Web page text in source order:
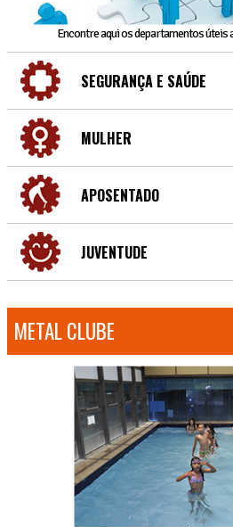
Encontre aqui os departamentos úteis
SEGURANÇA E SAÚDE
MULHER
APOSENTADO
JUVENTUDE
METAL CLUBE